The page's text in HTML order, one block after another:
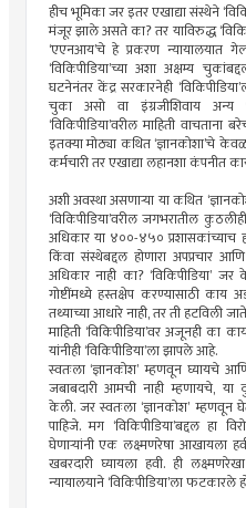
हीच भूमिका जर इतर एखाद्या संस्थेने
मंजूर झाले असते का? तर याविरुद्ध
‘एएनआय’चे हे प्रकरण न्यायालयात
‘विकिपीडिया’च्या अशा अक्षम्य
घटनेनंतर केंद्र सरकारनेही
चुका असो वा इंग्रजीशिवाय अन्य
‘विकिपीडिया’वरील माहिती
इतक्या मोठ्या कथित ‘ज्ञानकोशा’चे
कर्मचारी तर एखाद्या लहानशा कंपनीत
अशी अवस्था असणार्‍या या कथित
‘विकिपीडिया’वरील जगभरातील
अधिकार या ४००-४५०
किंवा संस्थेबद्दल होणारा अपप्रचार
अधिकार नाही का? ‘विकिपीडिया’
गोष्टींमध्ये हस्तक्षेप करण्यासाठी
तथ्याच्या आधारे नाही, तर ती हटविली
माहिती ‘विकिपीडिया’वर अजूनही का
यांनीही ‘विकिपीडिया’ला झापले आहे.
स्वतःला ‘ज्ञानकोश’ म्हणवून घ्यायचे
जबाबदारी आमची नाही म्हणायचे, या
केली. जर स्वतःला ‘ज्ञानकोश’
पाहिजे. मग ‘विकिपीडिया’बद्दल हा
घेणार्‍यांनी एक लक्ष्मणरेषा आखायला
खबरदारी घ्यायला हवी. ही
न्यायालयाने ‘विकिपीडिया’ला फटकारले